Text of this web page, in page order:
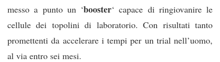
messo a punto un ‘booster‘ capace di ringiovanire le
cellule dei topolini di laboratorio. Con risultati tanto
promettenti da accelerare i tempi per un trial nell’uomo,
al via entro sei mesi.